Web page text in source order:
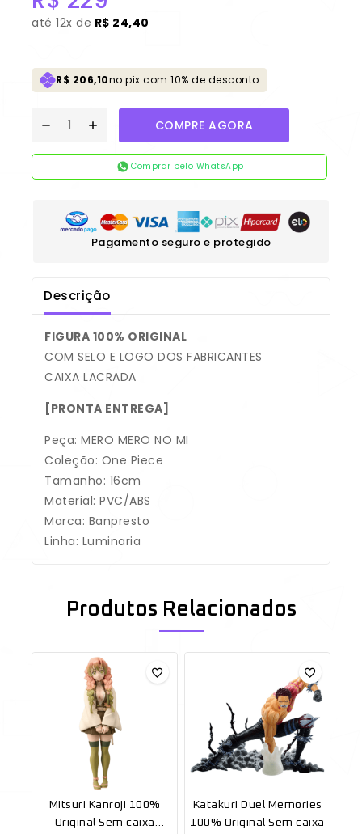
até 12x de R$ 24,40
R$ 206,10no pix com 10% de desconto
COMPRE AGORA
Comprar pelo WhatsApp
Pagamento seguro e protegido
Descrição
FIGURA 100% ORIGINAL
COM SELO E LOGO DOS FABRICANTES
CAIXA LACRADA
[PRONTA ENTREGA]
Peça: MERO MERO NO MI
Coleção: One Piece
Tamanho: 16cm
Material: PVC/ABS
Marca: Banpresto
Linha: Luminaria
Produtos Relacionados
Mitsuri Kanroji 100%
Original Sem caixa
Katakuri Duel Memories
100% Original Sem caixa